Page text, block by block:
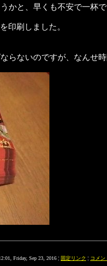
かと、早くも不安で一杯で
印刷しました。
らないのですが、なんせ
Friday, Sep 23, 2016 ¦ 固定リンク ¦ コメン